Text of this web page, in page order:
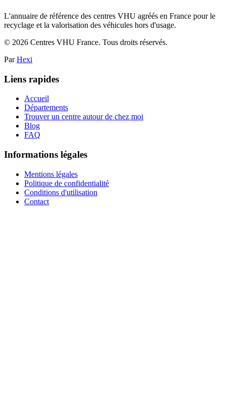
L'annuaire de référence des centres VHU agréés en France pour le
recyclage et la valorisation des véhicules hors d'usage.
© 2026 Centres VHU France. Tous droits réservés.
Par Hexi
Liens rapides
Accueil
Départements
Trouver un centre autour de chez moi
Blog
FAQ
Informations légales
Mentions légales
Politique de confidentialité
Conditions d'utilisation
Contact